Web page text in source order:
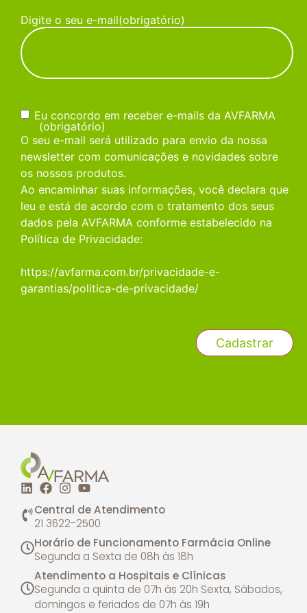
Digite o seu e-mail(obrigatório)
Consentimento(obrigatório)
Eu concordo em receber e-mails da AVFARMA
(obrigatório)
O seu e-mail será utilizado para envio da nossa
newsletter com comunicações e novidades sobre
os nossos produtos.
Ao encaminhar suas informações, você declara que
leu e está de acordo com o tratamento dos seus
dados pela AVFARMA conforme estabelecido na
Política de Privacidade:
https://avfarma.com.br/privacidade-e-
garantias/politica-de-privacidade/
Central de Atendimento
21 3622-2500
Horário de Funcionamento Farmácia Online
Segunda a Sexta de 08h às 18h
Atendimento a Hospitais e Clínicas
Segunda a quinta de 07h às 20h Sexta, Sábados,
domingos e feriados de 07h às 19h